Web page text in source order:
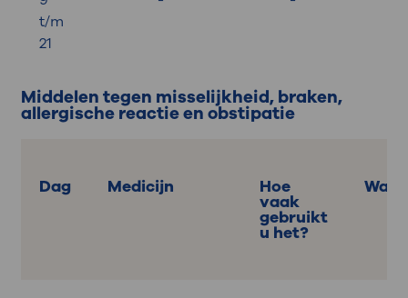
t/m
21
Middelen tegen misselijkheid, braken,
allergische reactie en obstipatie
Dag Medicijn Hoe
vaak
gebruikt
u het?